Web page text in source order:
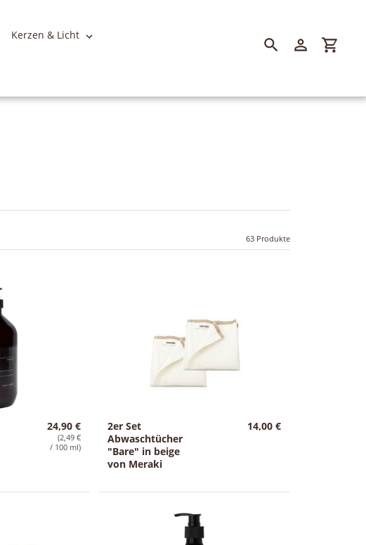
Kerzen & Licht
SuchenEinloggen
63 Produkte
24,90 €
(2,49 €
/ 100 ml)
2er Set
Abwaschtücher
"Bare" in beige
von Meraki
14,00 €